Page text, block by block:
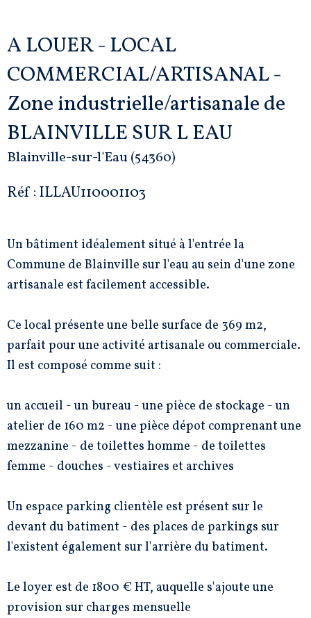
A LOUER - LOCAL
COMMERCIAL/ARTISANAL -
Zone industrielle/artisanale de
BLAINVILLE SUR L EAU
Blainville-sur-l'Eau (54360)
Réf : ILLAU110001103
Un bâtiment idéalement situé à l'entrée la
Commune de Blainville sur l'eau au sein d'une zone
artisanale est facilement accessible.
Ce local présente une belle surface de 369 m2,
parfait pour une activité artisanale ou commerciale.
Il est composé comme suit :
un accueil - un bureau - une pièce de stockage - un
atelier de 160 m2 - une pièce dépot comprenant une
mezzanine - de toilettes homme - de toilettes
femme - douches - vestiaires et archives
Un espace parking clientèle est présent sur le
devant du batiment - des places de parkings sur
l'existent également sur l'arrière du batiment.
Le loyer est de 1800 € HT, auquelle s'ajoute une
provision sur charges mensuelle